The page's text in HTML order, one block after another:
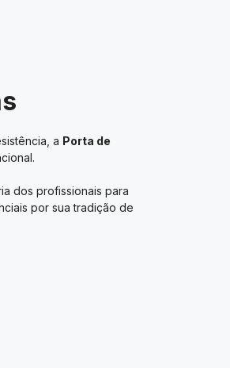
a Porta de
dos profissionais para
por sua tradição de